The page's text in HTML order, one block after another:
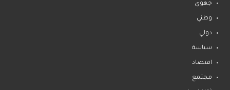
جهوي
وطني
دولي
سياسة
اقتصاد
مجتمع